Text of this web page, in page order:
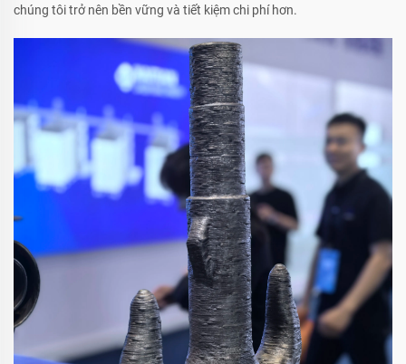
chúng tôi trở nên bền vững và tiết kiệm chi phí hơn.